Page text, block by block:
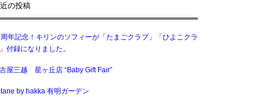
の投稿
年記念！キリンのソフィーが「たまごクラブ」「ひよこクラ
付録になりました。
屋三越 星ヶ丘店 “Baby Gift Fair”
by hakka 有明ガーデン